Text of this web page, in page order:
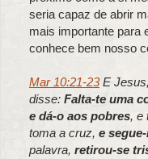
seria capaz de abrir
mais importante para
conhece bem nosso
Mar 10:21-23E
disse: Falta-te uma
e dá-o aos pobres, e
toma a cruz, e
palavra, retirou-se